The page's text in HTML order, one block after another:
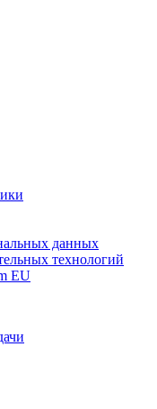
данных
технологий
EU